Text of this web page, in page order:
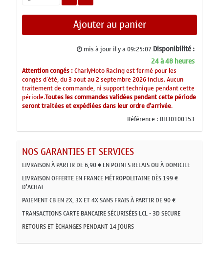
Ajouter au panier
mis à jour il y a09:25:07Disponibilité :
24 à 48 heures
Attention congés :CharlyMoto Racing est fermé pour les
congés d'été, du 3 aout au 2 septembre 2026 inclus. Aucun
traitement de commande, ni support technique pendant cette
période.Toutes les commandes validées pendant cette période
seront traitées et expédiées dans leur ordre d'arrivée.
Référence : BH30100153
NOS GARANTIES ET SERVICES
LIVRAISON À PARTIR DE 6,90 € EN POINTS RELAIS OU À DOMICILE
LIVRAISON OFFERTE EN FRANCE MÉTROPOLITAINE DÈS 199 €
D'ACHAT
PAIEMENT CB EN 2X, 3X ET 4X SANS FRAIS À PARTIR DE 90 €
TRANSACTIONS CARTE BANCAIRE SÉCURISÉES LCL - 3D SECURE
RETOURS ET ÉCHANGES PENDANT 14 JOURS